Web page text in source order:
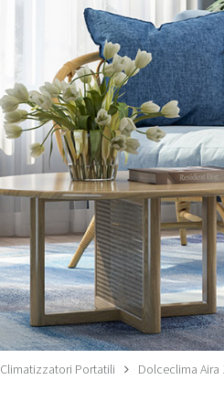
Climatizzatori Portatili Dolceclima Aira